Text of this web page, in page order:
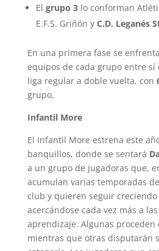
El grupo 3lo conforman
E.F.S. Griñón y C.D. Leganés
En una primera fase se
equipos de cada grupo entre sí
liga regular a doble vuelta, con
grupo.
Infantil More
El Infantil More estrena este
banquillos, donde se sentará
a un grupo de jugadoras que,
acumulan varias temporadas
club y quieren seguir
acercándose cada vez más a
aprendizaje. Algunas proceden
mientras que otras disputarán